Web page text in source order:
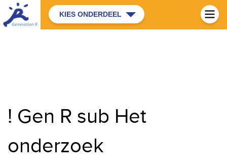
KIES ONDERDEEL
! Gen R sub Het
onderzoek